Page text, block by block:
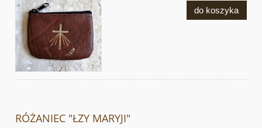
do koszyka
RÓŻANIEC "ŁZY MARYJI"